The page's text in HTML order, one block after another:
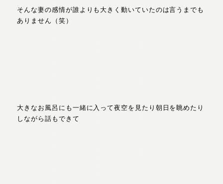
そんな妻の感情が誰よりも大きく動いていたのは言うまでも
ありません（笑）
大きなお風呂にも一緒に入って夜空を見たり朝日を眺めたり
しながら話もできて